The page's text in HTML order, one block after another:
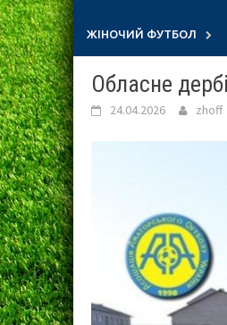
ЖІНОЧИЙ ФУТБОЛ
Обласне
24.04.2026 zhoff